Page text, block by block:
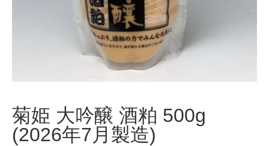
菊姫 大吟醸 酒粕 500g
(2026年7月製造)